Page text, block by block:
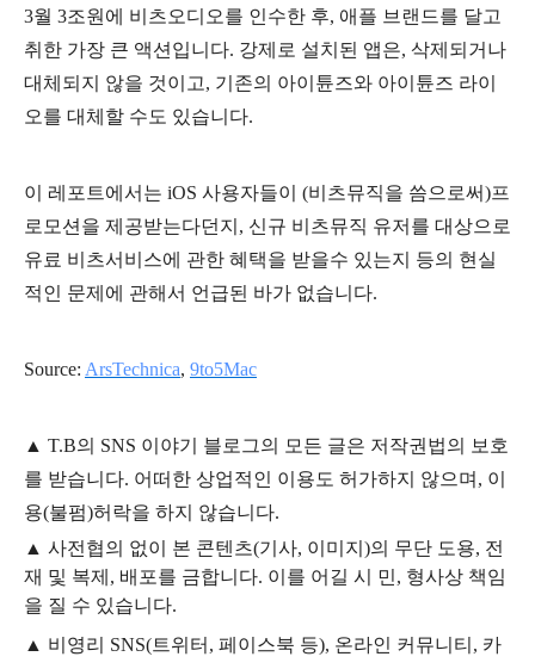
3월 3조원에 비츠오디오를 인수한 후, 애플 브랜드를 달고
취한 가장 큰 액션입니다. 강제로 설치된 앱은, 삭제되거나
대체되지 않을 것이고, 기존의 아이튠즈와 아이튠즈 라이
오를 대체할 수도 있습니다.
이 레포트에서는 iOS 사용자들이 (비츠뮤직을 씀으로써)프
로모션을 제공받는다던지, 신규 비츠뮤직 유저를 대상으로
유료 비츠서비스에 관한 혜택을 받을수 있는지 등의 현실
적인 문제에 관해서 언급된 바가 없습니다.
Source: ArsTechnica, 9to5Mac
▲ T.B의 SNS 이야기 블 로그의 모든 글은 저작권법의 보호
를 받습니다. 어떠한 상업적인 이용도 허가하지 않으며, 이
용(불펌)허락을 하지 않습니다.
▲ 사전협의 없이 본 콘텐츠(기사, 이미지)의 무단 도용, 전
재 및 복제, 배포를 금합니다. 이를 어길 시 민, 형사상 책임
을 질 수 있습니다.
▲ 비영리 SNS(트위터, 페이스북 등), 온라인 커뮤니티, 카